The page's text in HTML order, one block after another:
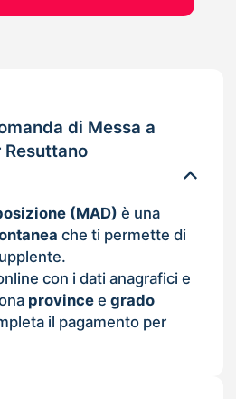
di Messa a
(MAD) è una
che ti permette di
con i dati anagrafici e
provincee grado
il pagamento per